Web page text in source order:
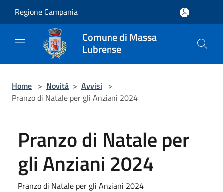
Regione Campania
Comune di Massa
Lubrense
Home > Novità > Avvisi >
Pranzo di Natale per gli Anziani 2024
Pranzo di Natale per
gli Anziani 2024
Pranzo di Natale per gli Anziani 2024